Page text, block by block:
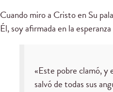
Cuando miro a Cristo en Su
Él, soy afirmada en la
«Este pobre clamó, y
salvó de todas sus